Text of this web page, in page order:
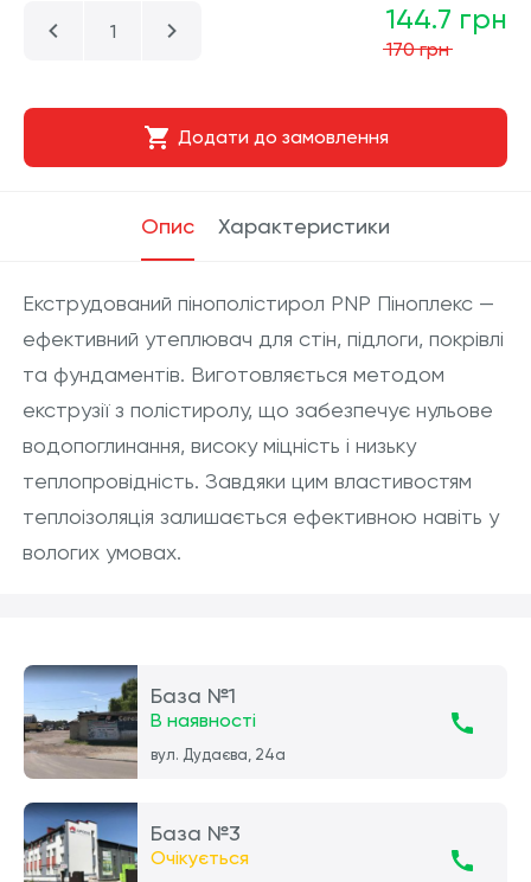
144.7 грн
170 грн
Додати до замовлення
Опис Характеристики
Екструдований пінополістирол PNP Піноплекс —
ефективний утеплювач для стін, підлоги, покрівлі
та фундаментів. Виготовляється методом
екструзії з полістиролу, що забезпечує нульове
водопоглинання, високу міцність і низьку
теплопровідність. Завдяки цим властивостям
теплоізоляція залишається ефективною навіть у
вологих умовах.
База №1
В наявності
вул. Дудаєва, 24а
База №3
Очікується